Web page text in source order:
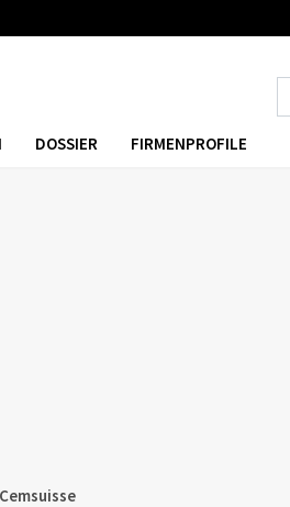
DOSSIER FIRMENPROFILE